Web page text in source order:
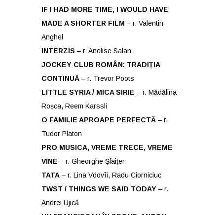
IF I HAD MORE TIME, I WOULD HAVE
MADE A SHORTER FILM – r. Valentin
Anghel
INTERZIS – r. Anelise Salan
JOCKEY CLUB ROMÂN: TRADIȚIA
CONTINUĂ – r. Trevor Poots
LITTLE SYRIA / MICA SIRIE – r. Mădălina
Roșca, Reem Karssli
O FAMILIE APROAPE PERFECTĂ – r.
Tudor Platon
PRO MUSICA, VREME TRECE, VREME
VINE – r. Gheorghe Șfaiţer
TATA – r. Lina Vdovîi, Radu Ciorniciuc
TWST / THINGS WE SAID TODAY – r.
Andrei Ujicǎ